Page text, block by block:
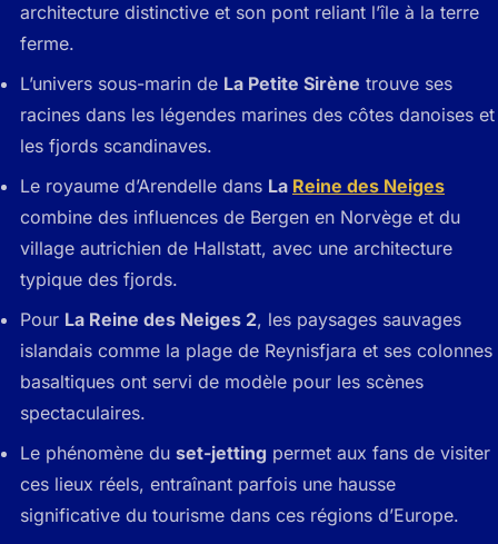
architecture distinctive et son pont reliant l’île à la terre
ferme.
L’univers sous-marin de La Petite Sirène trouve ses
racines dans les légendes marines des côtes danoises et
les fjords scandinaves.
Le royaume d’Arendelle dans La Reine des Neiges
combine des influences de Bergen en Norvège et du
village autrichien de Hallstatt, avec une architecture
typique des fjords.
Pour La Reine des Neiges 2, les paysages sauvages
islandais comme la plage de Reynisfjara et ses colonnes
basaltiques ont servi de modèle pour les scènes
spectaculaires.
Le phénomène du set-jetting permet aux fans de visiter
ces lieux réels, entraînant parfois une hausse
significative du tourisme dans ces régions d’Europe.